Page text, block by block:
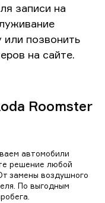
записи на
или позвонить
на сайте.
Roomster
автомобили
решение любой
замены воздушного
По выгодным